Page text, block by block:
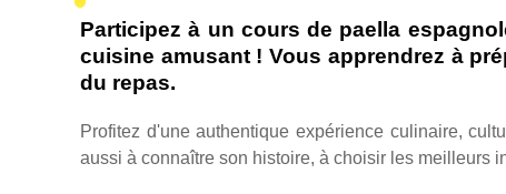
Participez à un cours de paella
cuisine amusant ! Vous apprendrez à
du repas.
Profitez d'une authentique expérience culinaire,
aussi à connaître son histoire, à choisir les meilleurs